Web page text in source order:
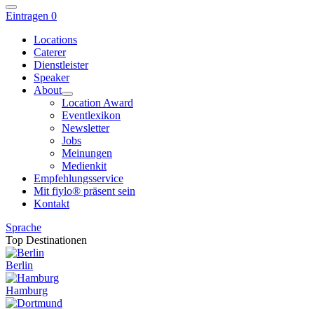
Eintragen 0
Locations
Caterer
Dienstleister
Speaker
About
Location Award
Eventlexikon
Newsletter
Jobs
Meinungen
Medienkit
Empfehlungsservice
Mit fiylo® präsent sein
Kontakt
Sprache
Top Destinationen
Berlin
Hamburg